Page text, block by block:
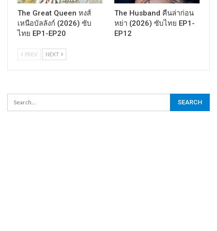
The Great Queen หงส์
เหนือบัลลังก์ (2026) ซับ
ไทย EP1-EP20
The Husband คืนล่าก่อน
หย่า (2026) ซับไทย EP1-
EP12
PREV NEXT